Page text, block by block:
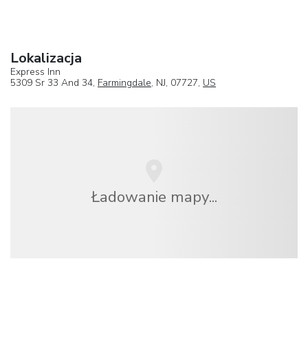
Lokalizacja
Express Inn
5309 Sr 33 And 34, Farmingdale, NJ, 07727, US
Ładowanie mapy...